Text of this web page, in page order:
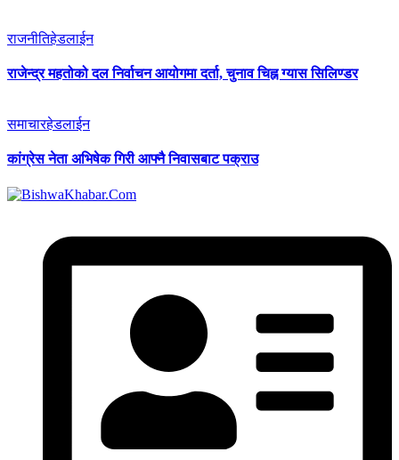
राजनीतिहेडलाईन
राजेन्द्र महतोको दल निर्वाचन आयोगमा दर्ता, चुनाव चिह्न ग्यास सिलिण्डर
समाचारहेडलाईन
कांग्रेस नेता अभिषेक गिरी आफ्नै निवासबाट पक्राउ